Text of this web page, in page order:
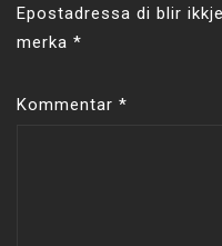
Epostadressa di blir
merka *
Kommentar *